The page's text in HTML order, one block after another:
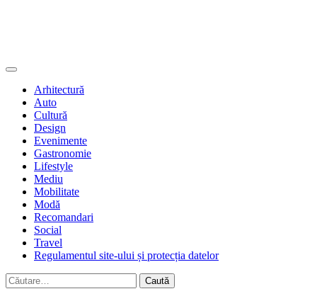
Arhitectură
Auto
Cultură
Design
Evenimente
Gastronomie
Lifestyle
Mediu
Mobilitate
Modă
Recomandari
Social
Travel
Regulamentul site-ului și protecția datelor
Caută
după: